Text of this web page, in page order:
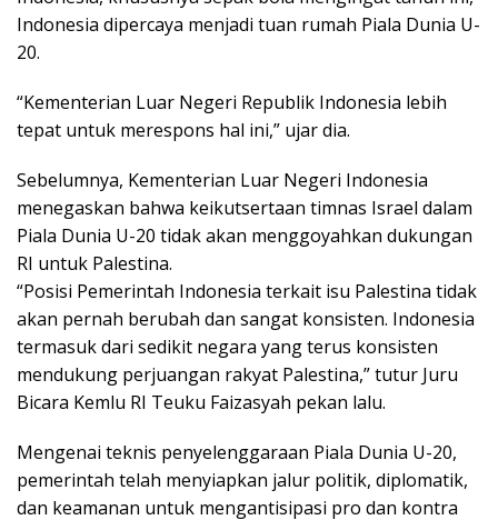
Indonesia dipercaya menjadi tuan rumah Piala Dunia U-
20.
“Kementerian Luar Negeri Republik Indonesia lebih
tepat untuk merespons hal ini,” ujar dia.
Sebelumnya, Kementerian Luar Negeri Indonesia
menegaskan bahwa keikutsertaan timnas Israel dalam
Piala Dunia U-20 tidak akan menggoyahkan dukungan
RI untuk Palestina.
“Posisi Pemerintah Indonesia terkait isu Palestina tidak
akan pernah berubah dan sangat konsisten. Indonesia
termasuk dari sedikit negara yang terus konsisten
mendukung perjuangan rakyat Palestina,” tutur Juru
Bicara Kemlu RI Teuku Faizasyah pekan lalu.
Mengenai teknis penyelenggaraan Piala Dunia U-20,
pemerintah telah menyiapkan jalur politik, diplomatik,
dan keamanan untuk mengantisipasi pro dan kontra